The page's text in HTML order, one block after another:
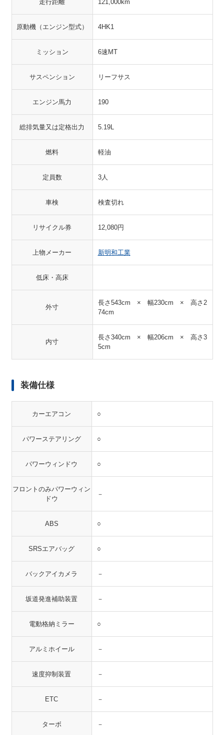
走行距離 121,000km
原動機（エンジン型式） 4HK1
ミッション 6速MT
サスペンション リーフサス
エンジン馬力 190
総排気量又は定格出力 5.19L
燃料 軽油
定員数 3人
車検 検査切れ
リサイクル券 12,080円
上物メーカー 新明和工業
低床・高床
外寸
長さ543cm × 幅230cm × 高さ2
74cm
内寸
長さ340cm × 幅206cm × 高さ3
5cm
装備仕様
カーエアコン ○
パワーステアリング ○
パワーウィンドウ ○
フロントのみパワーウィン
ドウ
－
ABS ○
SRSエアバッグ ○
バックアイカメラ －
坂道発進補助装置 －
電動格納ミラー ○
アルミホイール －
速度抑制装置 －
ETC －
ターボ －